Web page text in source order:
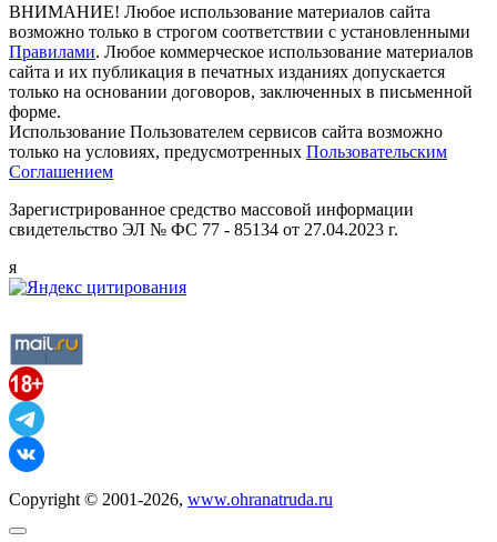
ВНИМАНИЕ! Любое использование материалов сайта
возможно только в строгом соответствии с установленными
Правилами. Любое коммерческое использование материалов
сайта и их публикация в печатных изданиях допускается
только на основании договоров, заключенных в письменной
форме.
Использование Пользователем сервисов сайта возможно
только на условиях, предусмотренных Пользовательским
Соглашением
Зарегистрированное средство массовой информации
свидетельство ЭЛ № ФС 77 - 85134 от 27.04.2023 г.
я
Copyright © 2001-2026, www.ohranatruda.ru